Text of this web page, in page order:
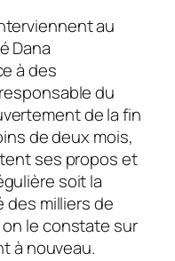
au
Dana
à des
du
de la fin
de deux mois,
ses propos et
soit la
des milliers de
le constate sur
à nouveau.